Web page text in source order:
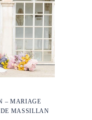
– MARIAGE
MASSILLAN